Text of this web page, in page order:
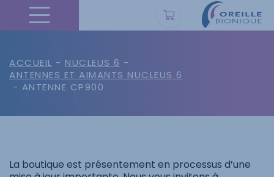
ACCUEIL - NUCLEUS 6 -
ANTENNES ET AIMANTS NUCLEUS 6
- ANTENNE CP900
La boutique est présentement en processus d’une